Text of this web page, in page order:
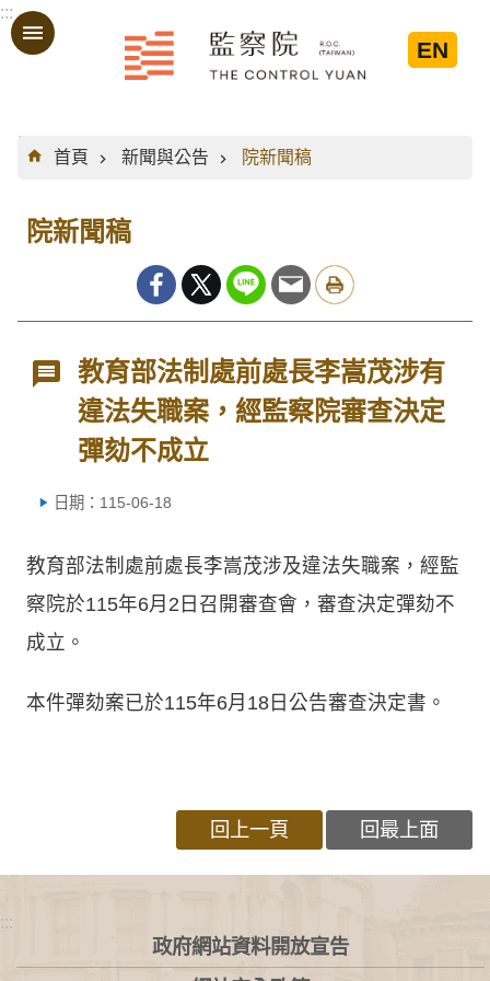
跳到主要內容區塊
:::
EN
:::
首頁
新聞與公告 院新聞稿
院新聞稿
教育部法制處前處長李嵩茂涉有
違法失職案，經監察院審查決定
彈劾不成立
日期：115-06-18
教育部法制處前處長李嵩茂涉及違法失職案，經監
察院於115年6月2日召開審查會，審查決定彈劾不
成立。
本件彈劾案已於115年6月18日公告審查決定書。
回上一頁 回最上面
:::
政府網站資料開放宣告